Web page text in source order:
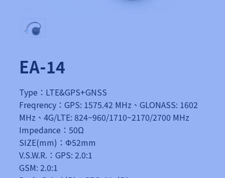
EA-14
Type：LTE&GPS+GNSS
Freqrency：GPS: 1575.42 MHz、GLONASS: 1602
MHz、4G/LTE: 824~960/1710~2170/2700 MHz
Impedance：50Ω
SIZE(mm)：Φ52mm
V.S.W.R.：GPS: 2.0:1
GSM: 2.0:1